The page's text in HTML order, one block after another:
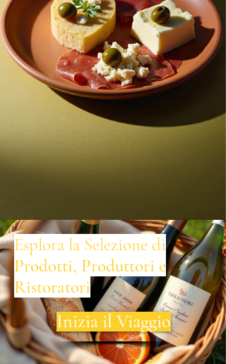
Esplora la Selezione di
Prodotti, Produttori e
Ristoratori
Inizia il Viaggio